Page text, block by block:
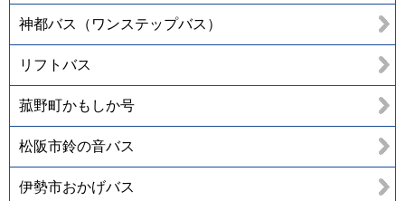
神都バス（ワンステップバス）
リフトバス
菰野町かもしか号
松阪市鈴の音バス
伊勢市おかげバス